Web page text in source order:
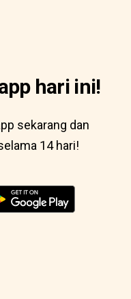
hari ini!
sekarang dan
14 hari!